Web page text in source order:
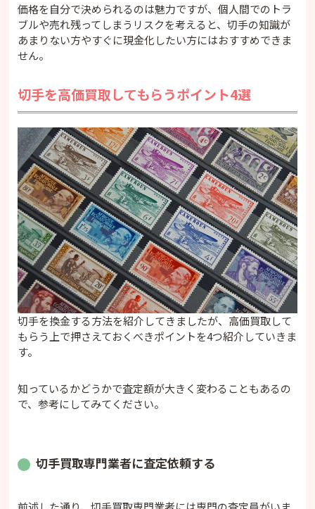
価格を自分で決められるのは魅力ですが、個人間でのトラ
ブルや売れ残ってしまうリスクを考えると、切手の知識が
あまりない方やすぐに現金化したい方にはおすすめできま
せん。
切手を高価買取してもらうポイント4選
切手を換金する方法を紹介してきましたが、高価買取して
もらう上で押さえておくべきポイントを4つ紹介していきま
す。
知っているかどうかで査定額が大きく変わることもあるの
で、参考にしてみてください。
切手買取専門業者に査定依頼する